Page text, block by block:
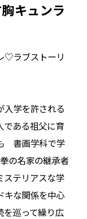
キュンラ
♡ラブストーリ
入学を許される
である祖父に育
書画学科で学
の名家の継承者
ステリアスな学
な関係を中心
を巡って繰り広